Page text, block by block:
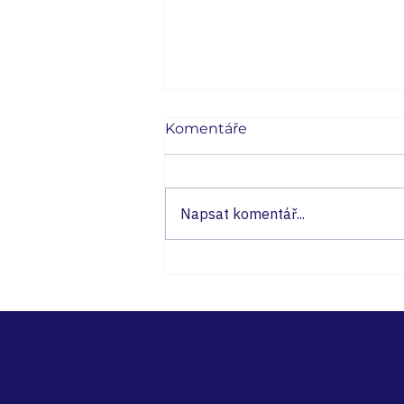
Komentáře
Napsat komentář...